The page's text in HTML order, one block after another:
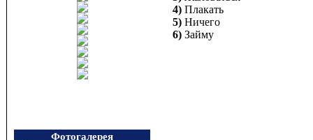
Фотогалерея
4) Плакать
5) Ничего
6) Займу